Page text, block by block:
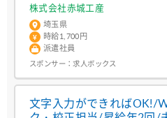
株式会社赤城工産
埼玉県
時給1,700円
派遣社員
スポンサー：求人ボックス
文字入力ができればOK!/